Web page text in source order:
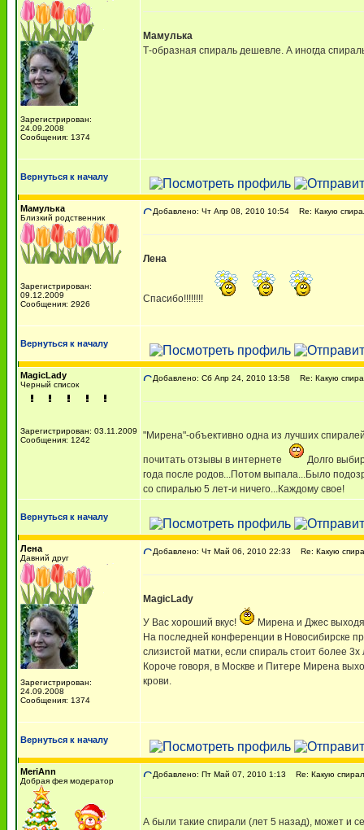
Зарегистрирован:
24.09.2008
Сообщения: 1374
Мамулька
Т-образная спираль дешевле. А иногда
Вернуться к началу
Мамулька
Близкий родственник
Зарегистрирован:
09.12.2009
Сообщения: 2926
Добавлено: Чт Апр 08, 2010 10:54 Re: Какую
Лена
Спасибо!!!!!!!!
Вернуться к началу
MagicLady
Черный список
Зарегистрирован: 03.11.2009
Сообщения: 1242
Добавлено: Сб Апр 24, 2010 13:58 Re: Какую
"Мирена"-объективно одна из лучших
почитать отзывы в интернете
Долго
года после родов...Потом выпала...Было
со спиралью 5 лет-и ничего...Каждому свое!
Вернуться к началу
Лена
Давний друг
Зарегистрирован:
24.09.2008
Сообщения: 1374
Добавлено: Чт Май 06, 2010 22:33 Re: Какую
MagicLady
У Вас хороший вкус!
Мирена и Джес
На последней конференции в Новосибирске
слизистой матки, если спираль стоит более
Короче говоря, в Москве и Питере Мирена
крови.
Вернуться к началу
MeriAnn
Добрая фея модератор
Добавлено: Пт Май 07, 2010 1:13 Re: Какую
А были такие спирали (лет 5 назад), может и